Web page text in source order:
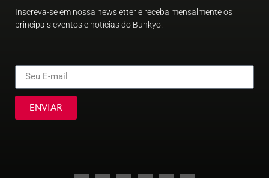
Inscreva-se em nossa newsletter e receba mensalmente os
principais eventos e notícias do Bunkyo.
ENVIAR